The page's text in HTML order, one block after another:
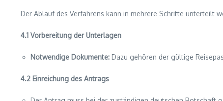
Der Ablauf des Verfahrens kann in mehrere Schritte unterteilt
4.1 Vorbereitung der Unterlagen
Notwendige Dokumente: Dazu gehören der gültige
4.2 Einreichung des Antrags